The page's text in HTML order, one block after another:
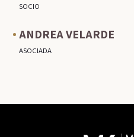
SOCIO
ANDREA VELARDE
ASOCIADA